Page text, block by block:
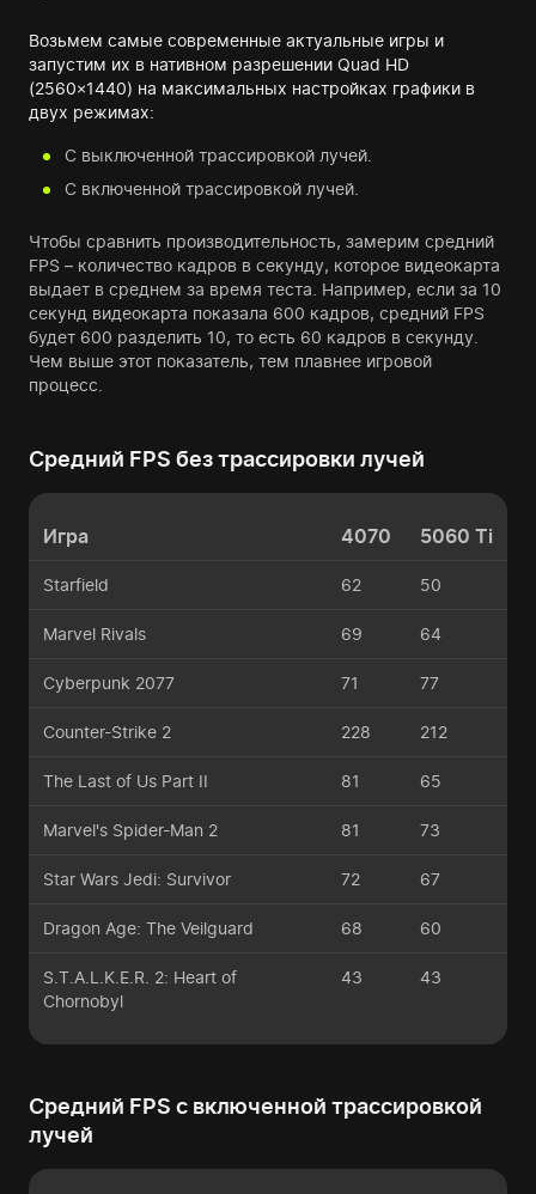
Возьмем самые современные актуальные игры и
запустим их в нативном разрешении Quad HD
(2560×1440) на максимальных настройках графики в
двух режимах:
С выключенной трассировкой лучей.
С включенной трассировкой лучей.
Чтобы сравнить производительность, замерим средний
FPS – количество кадров в секунду, которое видеокарта
выдает в среднем за время теста. Например, если за 10
секунд видеокарта показала 600 кадров, средний FPS
будет 600 разделить 10, то есть 60 кадров в секунду.
Чем выше этот показатель, тем плавнее игровой
процесс.
Средний FPS без трассировки лучей
Игра 4070 5060 Ti
Starfield 62 50
Marvel Rivals 69 64
Cyberpunk 2077 71 77
Counter-Strike 2 228 212
The Last of Us Part II 81 65
Marvel's Spider-Man 2 81 73
Star Wars Jedi: Survivor 72 67
Dragon Age: The Veilguard 68 60
S.T.A.L.K.E.R. 2: Heart of
Chornobyl
43 43
Средний FPS с включенной трассировкой
лучей